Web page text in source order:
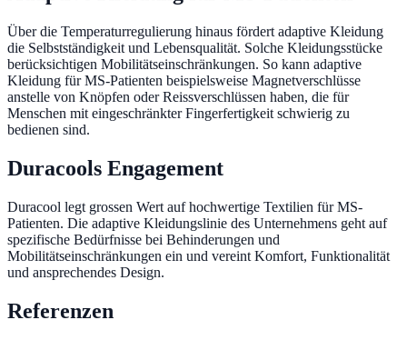
Über die Temperaturregulierung hinaus fördert adaptive Kleidung
die Selbstständigkeit und Lebensqualität. Solche Kleidungsstücke
berücksichtigen Mobilitätseinschränkungen. So kann adaptive
Kleidung für MS-Patienten beispielsweise Magnetverschlüsse
anstelle von Knöpfen oder Reissverschlüssen haben, die für
Menschen mit eingeschränkter Fingerfertigkeit schwierig zu
bedienen sind.
Duracools Engagement
Duracool legt grossen Wert auf hochwertige Textilien für MS-
Patienten. Die adaptive Kleidungslinie des Unternehmens geht auf
spezifische Bedürfnisse bei Behinderungen und
Mobilitätseinschränkungen ein und vereint Komfort, Funktionalität
und ansprechendes Design.
Referenzen